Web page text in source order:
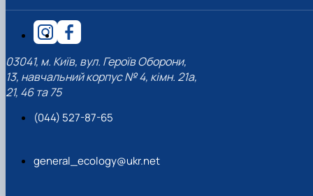
03041, м. Київ, вул. Героїв Оборони,
13, навчальний корпус № 4, кімн. 21а,
21, 46 та 75
(044) 527-87-65
general_ecology@ukr.net